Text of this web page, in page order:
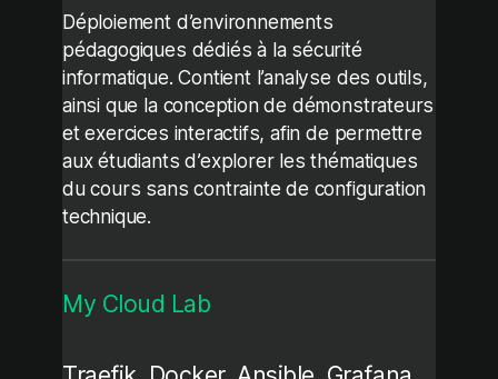
Déploiement d’environnements
pédagogiques dédiés à la sécurité
informatique. Contient l’analyse des outils,
ainsi que la conception de démonstrateurs
et exercices interactifs, afin de permettre
aux étudiants d’explorer les thématiques
du cours sans contrainte de configuration
technique.
My Cloud Lab